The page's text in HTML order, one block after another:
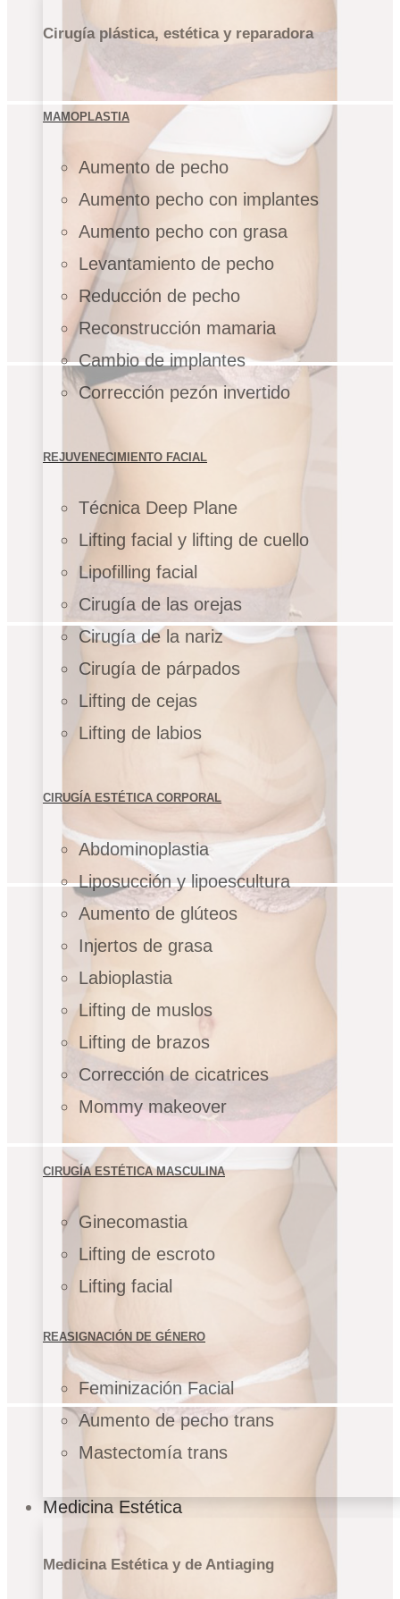
Cirugía plástica, estética y reparadora
MAMOPLASTIA
Aumento de pecho
Aumento pecho con implantes
Aumento pecho con grasa
Levantamiento de pecho
Reducción de pecho
Reconstrucción mamaria
Cambio de implantes
Corrección pezón invertido
REJUVENECIMIENTO FACIAL
Técnica Deep Plane
Lifting facial y lifting de cuello
Lipofilling facial
Cirugía de las orejas
Cirugía de la nariz
Cirugía de párpados
Lifting de cejas
Lifting de labios
CIRUGÍA ESTÉTICA CORPORAL
Abdominoplastia
Liposucción y lipoescultura
Aumento de glúteos
Injertos de grasa
Labioplastia
Lifting de muslos
Lifting de brazos
Corrección de cicatrices
Mommy makeover
CIRUGÍA ESTÉTICA MASCULINA
Ginecomastia
Lifting de escroto
Lifting facial
REASIGNACIÓN DE GÉNERO
Feminización Facial
Aumento de pecho trans
Mastectomía trans
Medicina Estética
Medicina Estética y de Antiaging